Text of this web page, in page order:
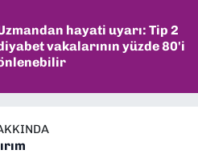
hayati uyarı: Tip 2
vakalarının yüzde 80'i